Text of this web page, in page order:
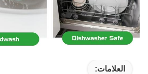
العلامات: